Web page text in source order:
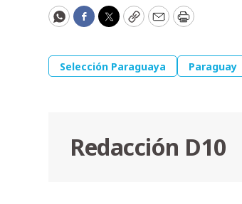
WhatsApp
Facebook
Twitter
CopyEmailPrint
Selección Paraguaya Paraguay
Redacción D10